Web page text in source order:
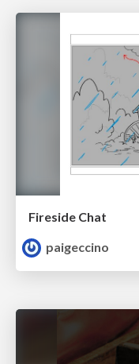
Fireside Chat
paigeccino